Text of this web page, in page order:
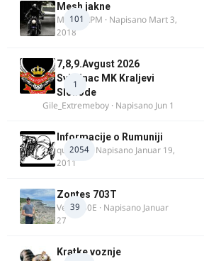
101
Mesh jakne
MostarRPM · Napisano Mart 3,
2018
1
7,8,9.Avgust 2026
Svilajnac MK Kraljevi
Slobode
Gile_Extremeboy · Napisano Jun 1
2054
Informacije o Rumuniji
quasaar · Napisano Januar 19,
2011
39
Zontes 703T
Verdi350E · Napisano Januar
27
Kratke voznje